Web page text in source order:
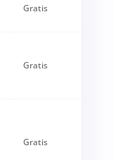
Gratis
Gratis
Gratis